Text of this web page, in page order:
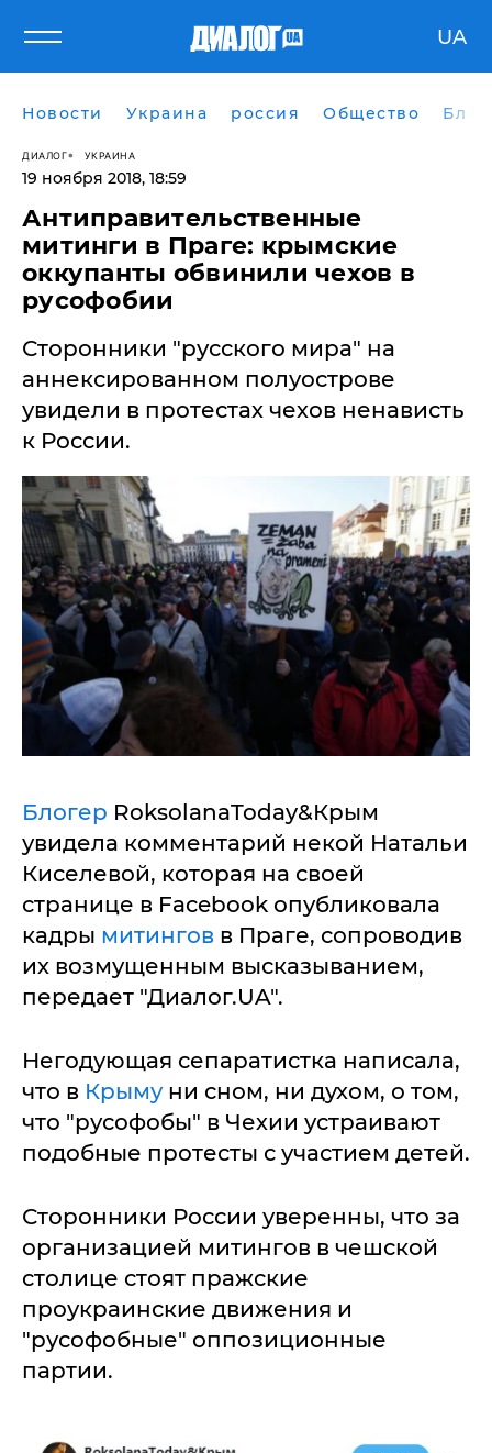
UA
Новости Украина россия Общество
ДИАЛОГ УКРАИНА
19 ноября 2018, 18:59
Антиправительственные
митинги в Праге: крымские
оккупанты обвинили чехов в
русофобии
Сторонники "русского мира" на
аннексированном полуострове
увидели в протестах чехов ненависть
к России.
Блогер RoksolanaToday&Крым
увидела комментарий некой Натальи
Киселевой, которая на своей
странице в Facebook опубликовала
кадры митингов в Праге, сопроводив
их возмущенным высказыванием,
передает "Диалог.UA".
Негодующая сепаратистка написала,
что в Крымуни сном, ни духом, о том,
что "русофобы" в Чехии устраивают
подобные протесты с участием детей.
Сторонники России уверенны, что за
организацией митингов в чешской
столице стоят пражские
проукраинские движения и
"русофобные" оппозиционные
партии.